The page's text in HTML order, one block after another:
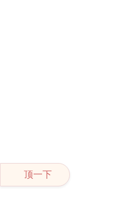
顶一下